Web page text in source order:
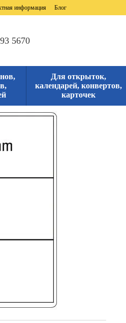
информация Блог
5670
Для открыток,
календарей, конвертов,
карточек